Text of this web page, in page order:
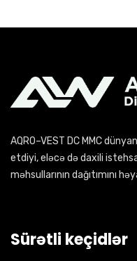
AQRO–VEST DC MMC
etdiyi, eləcə də daxili
məhsullarının dağıtımını
Sürətli keçidlər